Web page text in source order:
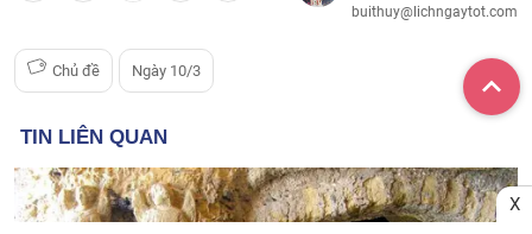
buithuy@lichngaytot.com
Chủ đề Ngày 10/3
X